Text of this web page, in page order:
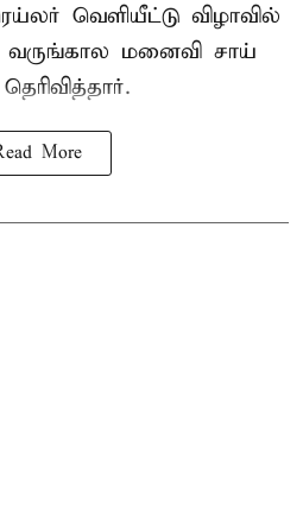
வெளியீட்டு விழாவில்
வருங்கால மனைவி சாய்
More